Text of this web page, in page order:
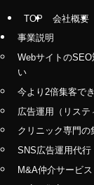
TOP 会社概要
事業説明
Webサイトの
い
今より2倍集客で
広告運用（リステ
クリニック専門の
SNS広告運用代行
M&A仲介サービ